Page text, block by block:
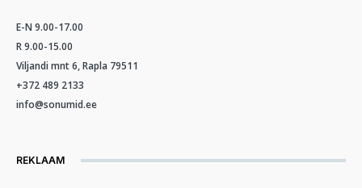
E-N 9.00-17.00
R 9.00-15.00
Viljandi mnt 6, Rapla 79511
+372 489 2133
info@sonumid.ee
REKLAAM